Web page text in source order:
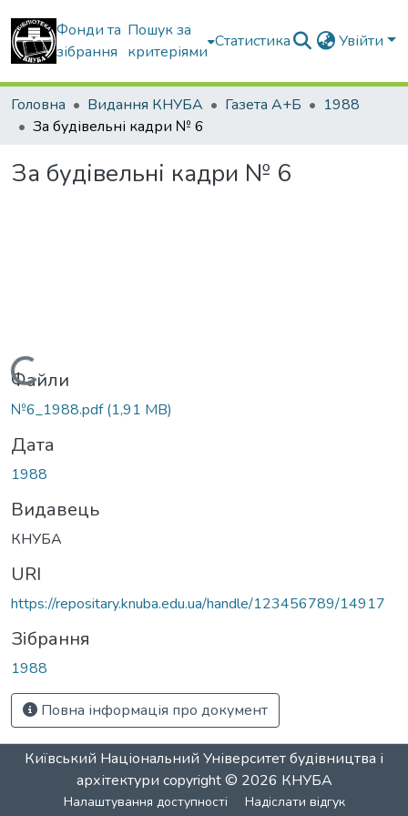
Фонди та
зібрання
Пошук за
критеріями
Статистика Увійти
Головна Видання КНУБА Газета А+Б
1988
За будівельні кадри № 6
За будівельні кадри № 6
Вантажиться...
Файли
№6_1988.pdf(1,91 MB)
Дата
1988
Видавець
КНУБА
URI
https://repositary.knuba.edu.ua/handle/123456789/14917
Зібрання
1988
Повна інформація про документ
Київський Національний Університет будівництва і
архітектури copyright © 2026 КНУБА
Налаштування доступності Надіслати відгук